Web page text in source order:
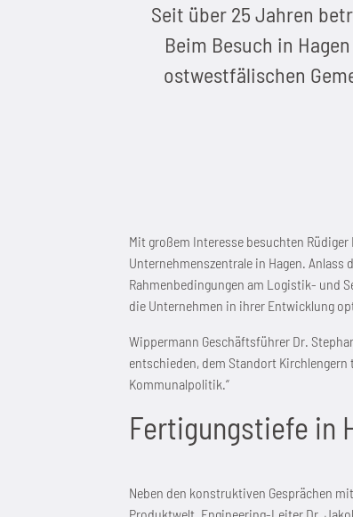
Seit über 25 Jahren
Beim Besuch in
ostwestfälischen
Mit großem Interesse besuchten
Unternehmenszentrale in Hagen.
Rahmenbedingungen am Logistik- und
die Unternehmen in ihrer Entwicklung
Wippermann Geschäftsführer Dr.
entschieden, dem Standort
Kommunalpolitik.“
Fertigungstiefe in
Neben den konstruktiven Gesprächen